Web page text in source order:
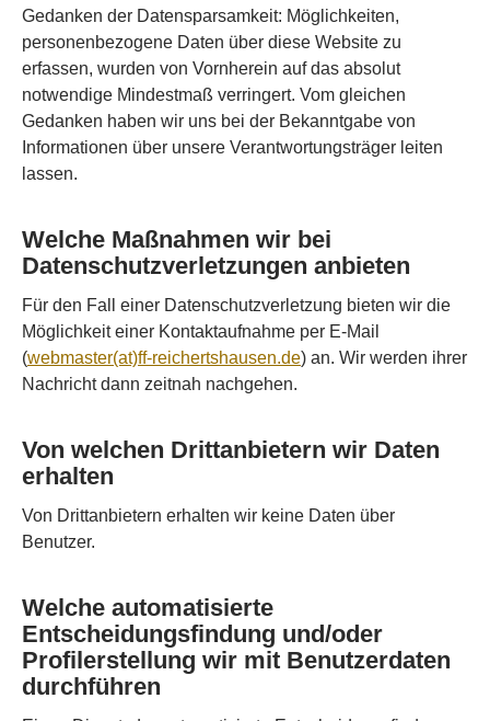
Gedanken der Datensparsamkeit: Möglichkeiten,
personenbezogene Daten über diese Website zu
erfassen, wurden von Vornherein auf das absolut
notwendige Mindestmaß verringert. Vom gleichen
Gedanken haben wir uns bei der Bekanntgabe von
Informationen über unsere Verantwortungsträger leiten
lassen.
Welche Maßnahmen wir bei
Datenschutzverletzungen anbieten
Für den Fall einer Datenschutzverletzung bieten wir die
Möglichkeit einer Kontaktaufnahme per E-Mail
(webmaster(at)ff-reichertshausen.de) an. Wir werden ihrer
Nachricht dann zeitnah nachgehen.
Von welchen Drittanbietern wir Daten
erhalten
Von Drittanbietern erhalten wir keine Daten über
Benutzer.
Welche automatisierte
Entscheidungsfindung und/oder
Profilerstellung wir mit Benutzerdaten
durchführen